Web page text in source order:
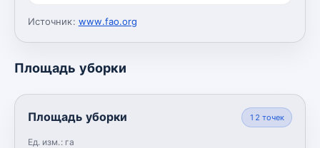
Источник: www.fao.org
Площадь уборки
Площадь уборки
Ед. изм.: га
12 точек